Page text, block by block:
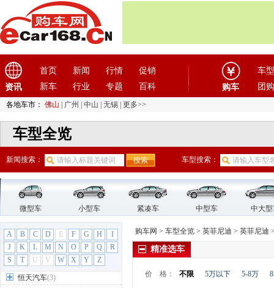
资讯
首页 新闻 行情
促销
新车
行业 专题 百科 购车
车型
团购
各地车市： 佛山 广州 中山 无锡 更多>>
车型全览
新闻搜索： 车型搜索：
微型车 小型车 紧凑车 中型车 中大
A B C D E F G H
I
J
K L M N O P Q
R
S
T U V W X Y Z
(4)
观致 (3)
广汽传祺(19)
广汽集团
广汽蔚来
国金汽车(1)
H
哈飞汽车(6)
哈弗(26)
海格(2)
海马汽车
汉龙汽车
汉腾汽车(3)
悍马(4)
昊铂 (2)
合创 (1)
恒天汽车(3)
购车网 > 车型全览 > 英菲尼迪 > 英菲尼迪
精准选车
价 格： 不限 5万以下 5-8万